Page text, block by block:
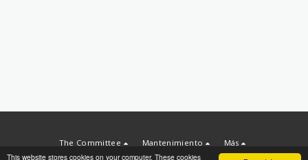
This website stores cookies on your computer. These cookies
The Committee Mantenimiento Más